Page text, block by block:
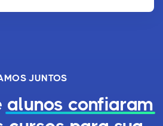
JUNTOS
alunos confiaram